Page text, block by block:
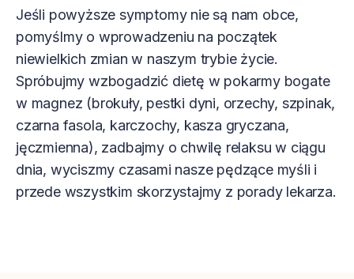
Jeśli powyższe symptomy nie są nam obce,
pomyślmy o wprowadzeniu na początek
niewielkich zmian w naszym trybie życie.
Spróbujmy wzbogadzić dietę w pokarmy bogate
w magnez (brokuły, pestki dyni, orzechy, szpinak,
czarna fasola, karczochy, kasza gryczana,
jęczmienna), zadbajmy o chwilę relaksu w ciągu
dnia, wyciszmy czasami nasze pędzące myśli i
przede wszystkim skorzystajmy z porady lekarza.